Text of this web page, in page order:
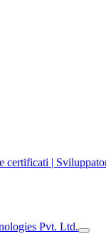
certificati |
Pvt. Ltd.